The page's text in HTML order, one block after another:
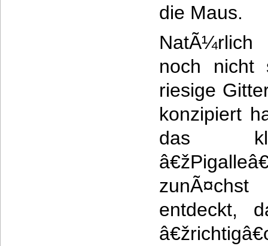
die Maus.
NatÃ¼rlich
noch nicht
riesige
konzipiert
das
entdeckt,